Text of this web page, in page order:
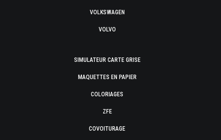
VOLKSWAGEN
VOLVO
SIMULATEUR CARTE GRISE
MAQUETTES EN PAPIER
COLORIAGES
ZFE
COVOITURAGE